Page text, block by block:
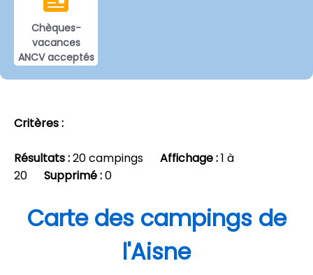
Chèques-
vacances
ANCV acceptés
Critères :
Résultats :20 campings Affichage :1 à
20 Supprimé :0
Carte des campings de
l'Aisne